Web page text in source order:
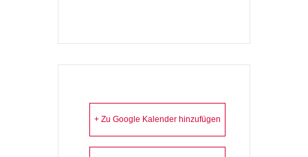
+ Zu Google Kalender hinzufügen